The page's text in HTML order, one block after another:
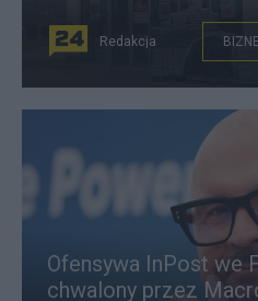
Redakcja
Ofensywa InPost we
chwalony przez